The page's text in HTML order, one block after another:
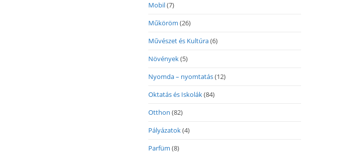
Mobil(7)
Műköröm (26)
Művészet és Kultúra(6)
Növények(5)
Nyomda – nyomtatás(12)
Oktatás és Iskolák(84)
Otthon (82)
Pályázatok(4)
Parfüm (8)